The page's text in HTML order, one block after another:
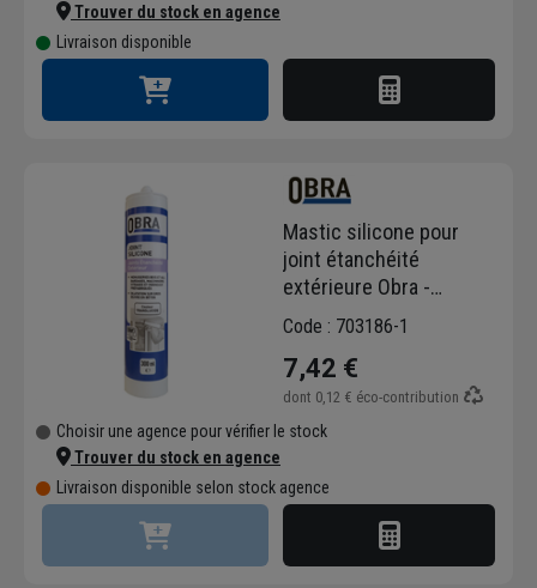
Trouver du stock en agence
Livraison disponible
Mastic silicone pour
joint étanchéité
extérieure Obra -
Cartouche de 300 MLT -
Translucide
Code : 703186-1
7,42 €
dont 0,12 € éco-contribution
Choisir une agence pour vérifier le stock
Trouver du stock en agence
Livraison disponible selon stock agence